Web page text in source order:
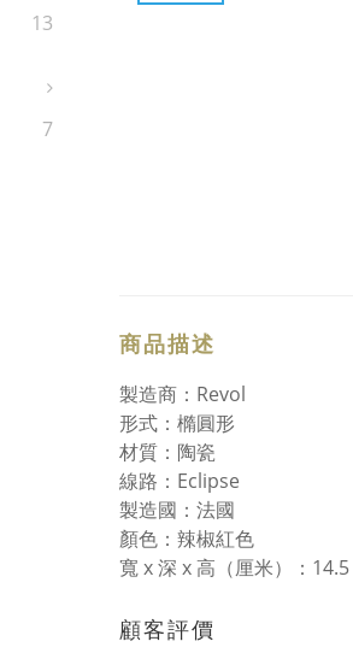
13
7
商品描述
製造商：Revol
形式：橢圓形
材質：陶瓷
線路：Eclipse
製造國：法國
顏色：辣椒紅色
寬 x 深 x 高（厘米）：
顧客評價